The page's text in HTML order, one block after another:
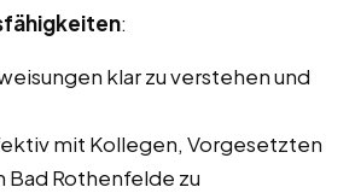
:
klar zu verstehen und
mit Kollegen, Vorgesetzten
Bad Rothenfelde zu